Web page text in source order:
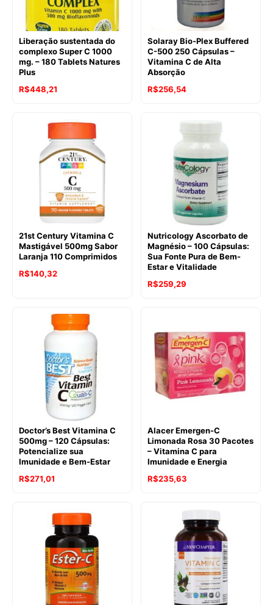
Liberação sustentada do
complexo Super C 1000
mg. – 180 Tablets Natures
Plus
R$448,21
Solaray Bio-Plex Buffered
C-500 250 Cápsulas –
Vitamina C de Alta
Absorção
R$256,54
21st Century Vitamina C
Mastigável 500mg Sabor
Laranja 110 Comprimidos
R$140,32
Nutricology Ascorbato de
Magnésio – 100 Cápsulas:
Sua Fonte Pura de Bem-
Estar e Vitalidade
R$259,29
Doctor’s Best Vitamina C
500mg – 120 Cápsulas:
Potencialize sua
Imunidade e Bem-Estar
R$271,01
Alacer Emergen-C
Limonada Rosa 30 Pacotes
– Vitamina C para
Imunidade e Energia
R$235,63